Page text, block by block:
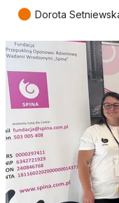
● Dorota